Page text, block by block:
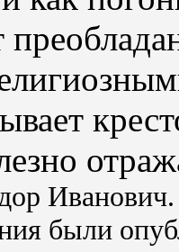
Иванович.
были